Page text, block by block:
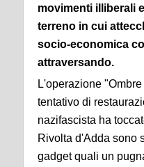
movimenti illiberali
terreno in cui
socio-economica
attraversando.
L'operazione
tentativo di
nazifascista ha
Rivolta d'Adda sono
gadget quali un